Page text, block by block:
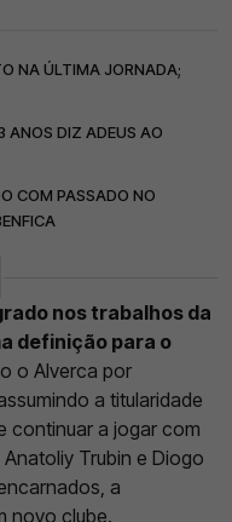
NA ÚLTIMA JORNADA;
ANOS DIZ ADEUS AO
COM PASSADO NO
nos trabalhos da
definição para o
o Alverca por
a titularidade
continuar a jogar com
Anatoliy Trubin e Diogo
a
novo clube.